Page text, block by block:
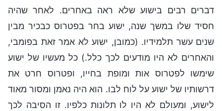
דברים רבים בישוע שלא ראה באחרים. לאחר שהיה
חסיד שלו במשך שנה, ישוע בחר בפטרוס כבכיר מבין
שנים עשר תלמידיו. (כמובן, ישוע לא אמר זאת בפומבי,
והאחרים לא היו מודעים לכך כלל.) כל מעשיו של ישוע
שימשו לפטרוס אות ומופת בחייו, ופטרוס חרט את
דרשותיו של ישוע על לוח לבו. הוא היה נאמן ומסור מאוד
לישוע, ומעולם לא היו לו תלונות כלפיו. זו הסיבה לכך